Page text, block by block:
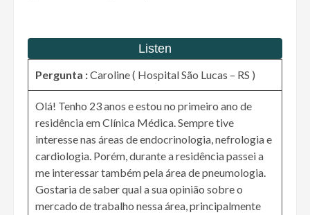
Pergunta :Caroline ( Hospital São Lucas – RS )
Olá! Tenho 23 anos e estou no primeiro ano de
residência em Clínica Médica. Sempre tive
interesse nas áreas de endocrinologia, nefrologia e
cardiologia. Porém, durante a residência passei a
me interessar também pela área de pneumologia.
Gostaria de saber qual a sua opinião sobre o
mercado de trabalho nessa área, principalmente